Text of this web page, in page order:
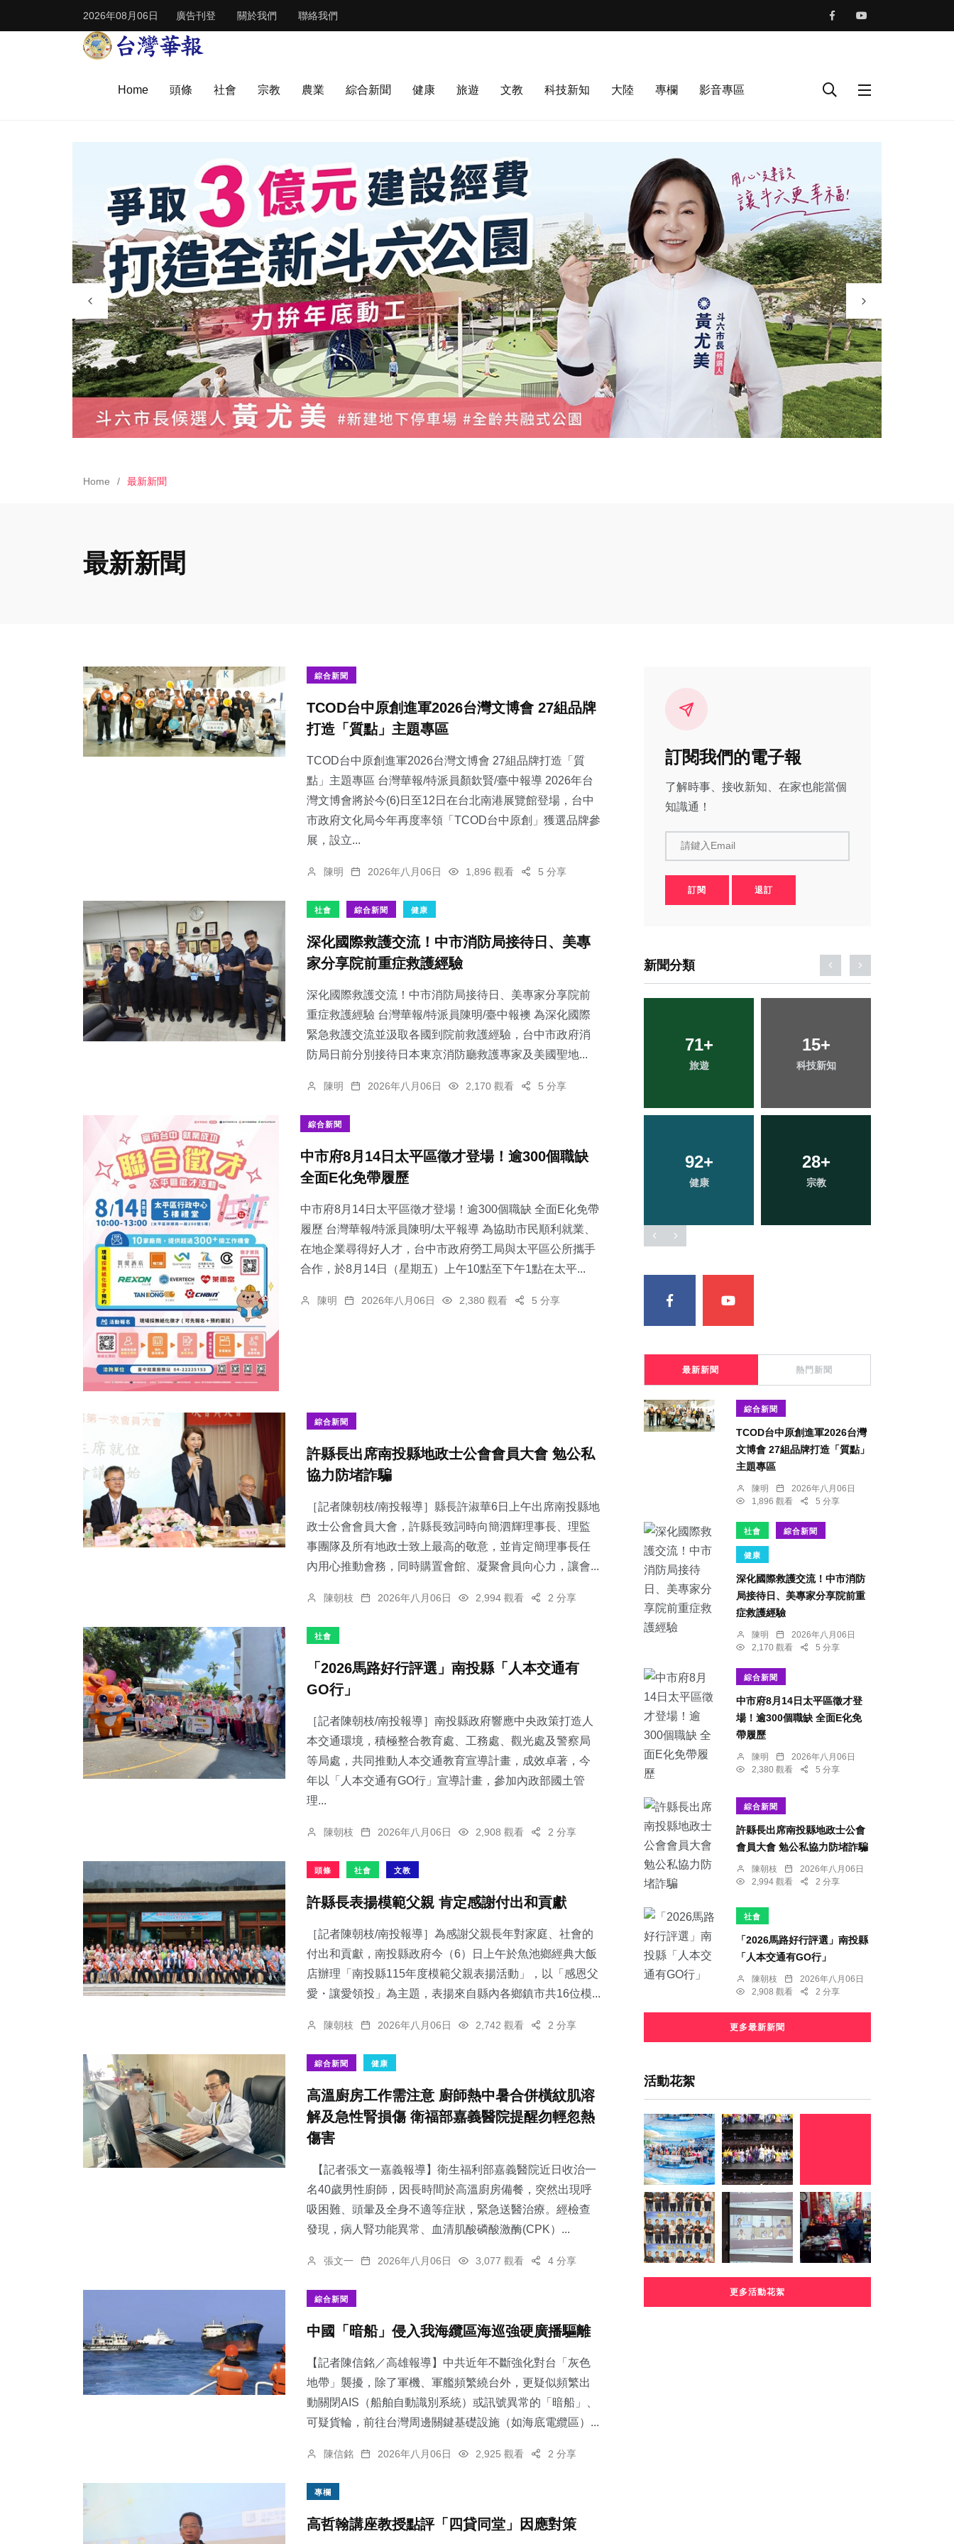
2026年08月06日 廣告刊登 關於我們 聯絡我們
Home 頭條 社會 宗教 農業 綜合新聞 健康 旅遊 文教 科技新知 大陸 專欄 影音專區
Home 最新新聞
最新新聞
綜合新聞
TCOD台中原創進軍2026台灣文博會 27組品牌
打造「質點」主題專區
TCOD台中原創進軍2026台灣文博會 27組品牌打造「質
點」主題專區 台灣華報/特派員顏欽賢/臺中報導 2026年台
灣文博會將於今(6)日至12日在台北南港展覽館登場，台中
市政府文化局今年再度率領「TCOD台中原創」獲選品牌參
展，設立...
陳明 2026年八月06日 1,896 觀看 5 分享
社會 綜合新聞 健康
深化國際救護交流！中市消防局接待日、美專
家分享院前重症救護經驗
深化國際救護交流！中市消防局接待日、美專家分享院前
重症救護經驗 台灣華報/特派員陳明/臺中報襖 為深化國際
緊急救護交流並汲取各國到院前救護經驗，台中市政府消
防局日前分別接待日本東京消防廳救護專家及美國聖地...
陳明 2026年八月06日 2,170 觀看 5 分享
綜合新聞
中市府8月14日太平區徵才登場！逾300個職缺
全面E化免帶履歷
中市府8月14日太平區徵才登場！逾300個職缺 全面E化免帶
履歷 台灣華報/特派員陳明/太平報導 為協助市民順利就業、
在地企業尋得好人才，台中市政府勞工局與太平區公所攜手
合作，於8月14日（星期五）上午10點至下午1點在太平...
陳明 2026年八月06日 2,380 觀看 5 分享
綜合新聞
許縣長出席南投縣地政士公會會員大會 勉公私
協力防堵詐騙
［記者陳朝枝/南投報導］縣長許淑華6日上午出席南投縣地
政士公會會員大會，許縣長致詞時向簡泗輝理事長、理監
事團隊及所有地政士致上最高的敬意，並肯定簡理事長任
內用心推動會務，同時購置會館、凝聚會員向心力，讓會...
陳朝枝 2026年八月06日 2,994 觀看 2 分享
社會
「2026馬路好行評選」南投縣「人本交通有
GO行」
［記者陳朝枝/南投報導］南投縣政府響應中央政策打造人
本交通環境，積極整合教育處、工務處、觀光處及警察局
等局處，共同推動人本交通教育宣導計畫，成效卓著，今
年以「人本交通有GO行」宣導計畫，參加內政部國土管
理...
陳朝枝 2026年八月06日 2,908 觀看 2 分享
頭條 社會 文教
許縣長表揚模範父親 肯定感謝付出和貢獻
［記者陳朝枝/南投報導］為感謝父親長年對家庭、社會的
付出和貢獻，南投縣政府今（6）日上午於魚池鄉經典大飯
店辦理「南投縣115年度模範父親表揚活動」，以「感恩父
愛・讓愛領投」為主題，表揚來自縣內各鄉鎮市共16位模...
陳朝枝 2026年八月06日 2,742 觀看 2 分享
綜合新聞 健康
高溫廚房工作需注意 廚師熱中暑合併橫紋肌溶
解及急性腎損傷 衛福部嘉義醫院提醒勿輕忽熱
傷害
【記者張文一嘉義報導】衛生福利部嘉義醫院近日收治一
名40歲男性廚師，因長時間於高溫廚房備餐，突然出現呼
吸困難、頭暈及全身不適等症狀，緊急送醫治療。經檢查
發現，病人腎功能異常、血清肌酸磷酸激酶(CPK）...
張文一 2026年八月06日 3,077 觀看 4 分享
綜合新聞
中國「暗船」侵入我海纜區海巡強硬廣播驅離
【記者陳信銘／高雄報導】中共近年不斷強化對台「灰色
地帶」襲擾，除了軍機、軍艦頻繁繞台外，更疑似頻繁出
動關閉AIS（船舶自動識別系統）或訊號異常的「暗船」、
可疑貨輪，前往台灣周邊關鍵基礎設施（如海底電纜區）...
陳信銘 2026年八月06日 2,925 觀看 2 分享
專欄
高哲翰講座教授點評「四貸同堂」因應對策
訂閱我們的電子報
了解時事、接收新知、在家也能當個
知識通！
請鍵入Email
訂閱 退訂
新聞分類
312+
174+
社會
102+ 1+
32
農業
71+ 15
92+ 28
22+
頭條
312+
綜合新聞
51+
專欄
174+
社會
最新新聞 熱門新聞
綜合新聞
TCOD台中原創進軍2026台灣
文博會 27組品牌打造「質點」
主題專區
陳明
2026年八月06日
1,896 觀看
5 分享
社會 綜合新聞
健康
深化國際救護交流！中市消防
局接待日、美專家分享院前重
症救護經驗
陳明
2026年八月06日
2,170 觀看
5 分享
綜合新聞
中市府8月14日太平區徵才登
場！逾300個職缺 全面E化免
帶履歷
陳明
2026年八月06日
2,380 觀看
5 分享
綜合新聞
許縣長出席南投縣地政士公會
會員大會 勉公私協力防堵詐騙
陳朝枝
2026年八月06日
2,994 觀看
2 分享
社會
「2026馬路好行評選」南投縣
「人本交通有GO行」
陳朝枝
2026年八月06日
2,908 觀看
2 分享
更多最新新聞
活動花絮
更多活動花絮